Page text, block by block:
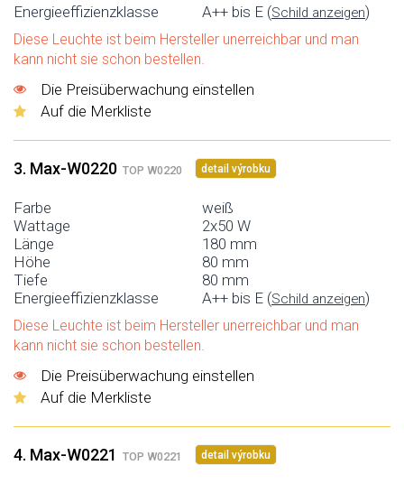
Energieeffizienzklasse
A++ bis E (Schild anzeigen)
Diese Leuchte ist beim Hersteller unerreichbar und man
kann nicht sie schon bestellen.
Die Preisüberwachung einstellen
Auf die Merkliste
3. Max-W0220 TOP W0220 detail výrobku
Farbe
weiß
Wattage
2x50 W
Länge
180 mm
Höhe
80 mm
Tiefe
80 mm
Energieeffizienzklasse
A++ bis E (Schild anzeigen)
Diese Leuchte ist beim Hersteller unerreichbar und man
kann nicht sie schon bestellen.
Die Preisüberwachung einstellen
Auf die Merkliste
4. Max-W0221 TOP W0221 detail výrobku